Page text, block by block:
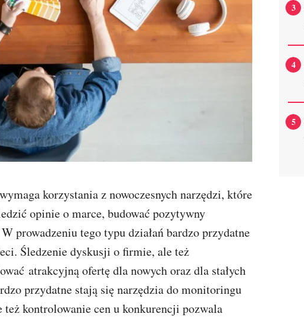
korzystania z nowoczesnych narzędzi, które
opinie o marce, budować pozytywny
prowadzeniu tego typu działań bardzo przydatne
Śledzenie dyskusji o firmie, ale też
atrakcyjną ofertę dla nowych oraz dla stałych
przydatne stają się narzędzia do monitoringu
kontrolowanie cen u konkurencji pozwala